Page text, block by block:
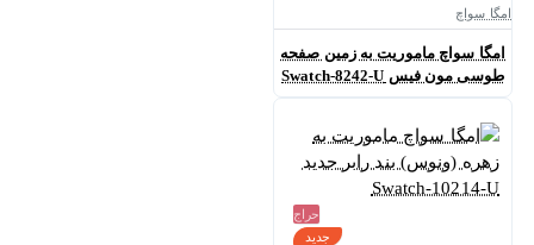
امگا سواچ
امگا سواچ ماموریت به زمین صفحه
طوسی مون فیس Swatch-8242-U
حراج
جدید